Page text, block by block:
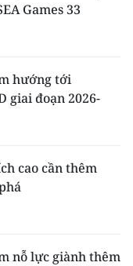
Games 33
hướng tới
giai đoạn 2026-
cao cần thêm
nỗ lực giành thêm